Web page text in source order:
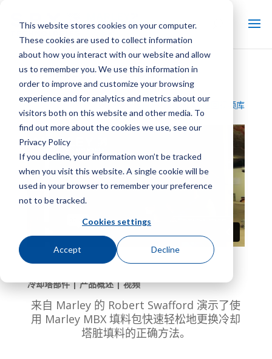
This website stores cookies on your computer.
These cookies are used to collect information
about how you interact with our website and allow
us to remember you. We use this information in
order to improve and customize your browsing
experience and for analytics and metrics about our
visitors both on this website and other media. To
find out more about the cookies we use, see our
Privacy Policy
If you decline, your information won’t be tracked
when you visit this website. A single cookie will be
used in your browser to remember your preference
not to be tracked.
Cookies settings
Accept Decline
Marley MBX 冷却塔填充包
返回视频库
冷却塔部件 | 产品概述 | 视频
来自 Marley 的 Robert Swafford 演示了使
用 Marley MBX 填料包快速轻松地更换冷却
塔脏填料的正确方法。